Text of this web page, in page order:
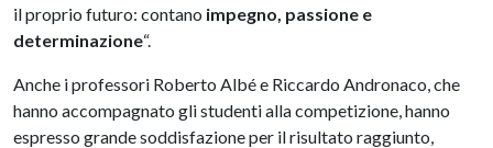
il proprio futuro: contano impegno, passione e
determinazione“.
Anche i professori Roberto Albé e Riccardo Andronaco, che
hanno accompagnato gli studenti alla competizione, hanno
espresso grande soddisfazione per il risultato raggiunto,